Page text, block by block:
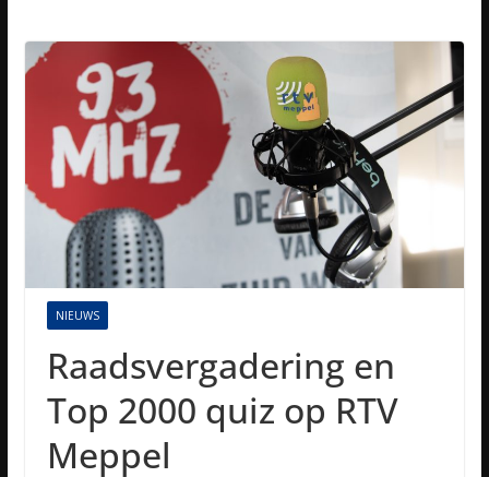
NIEUWS
Raadsvergadering en
Top 2000 quiz op RTV
Meppel